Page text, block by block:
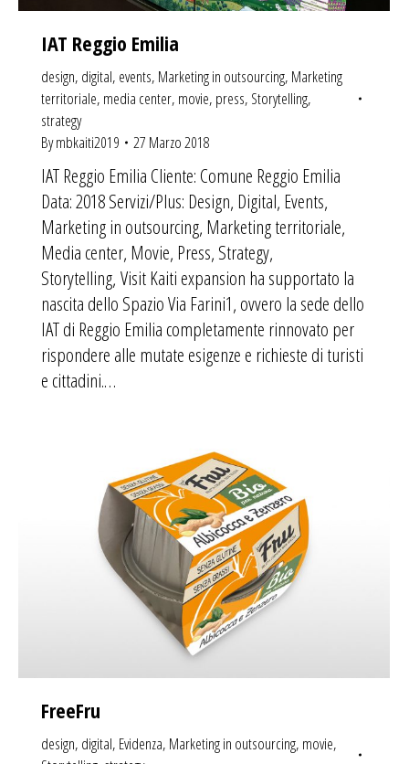
IAT Reggio Emilia
design, digital, events, Marketing in outsourcing, Marketing
territoriale, media center, movie, press, Storytelling,
strategy
Bymbkaiti2019 27 Marzo 2018
IAT Reggio Emilia Cliente: Comune Reggio Emilia
Data: 2018 Servizi/Plus: Design, Digital, Events,
Marketing in outsourcing, Marketing territoriale,
Media center, Movie, Press, Strategy,
Storytelling, Visit Kaiti expansion ha supportato la
nascita dello Spazio Via Farini1, ovvero la sede dello
IAT di Reggio Emilia completamente rinnovato per
rispondere alle mutate esigenze e richieste di turisti
e cittadini.…
FreeFru
design, digital, Evidenza, Marketing in outsourcing, movie,